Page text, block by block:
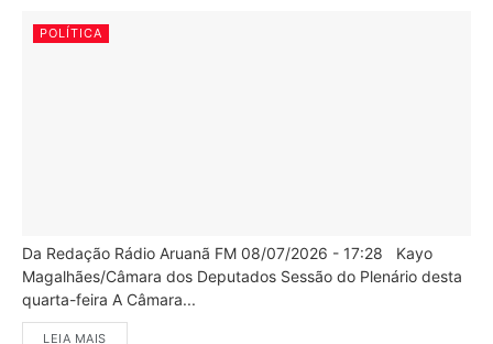
POLÍTICA
Da Redação Rádio Aruanã FM 08/07/2026 - 17:28 Kayo
Magalhães/Câmara dos Deputados Sessão do Plenário desta
quarta-feira A Câmara...
LEIA MAIS